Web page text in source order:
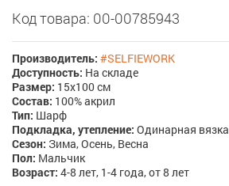
Код товара: 00-00785943
Производитель: #SELFIEWORK
Доступность: На складе
Размер: 15х100 см
Состав: 100% акрил
Тип: Шарф
Подкладка, утепление: Одинарная вязка
Сезон: Зима, Осень, Весна
Пол: Мальчик
Возраст: 4-8 лет, 1-4 года, от 8 лет